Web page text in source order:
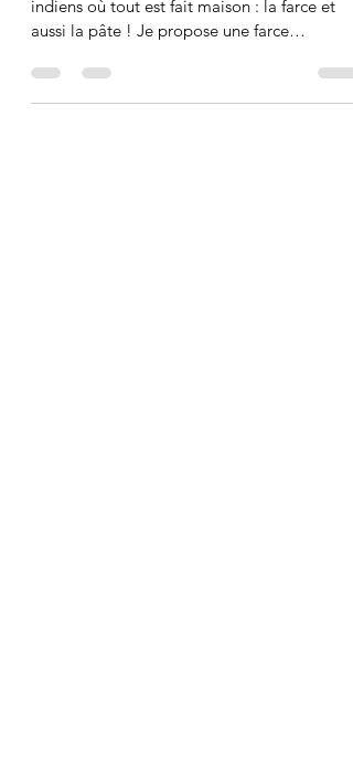
Aujourd'hui une recette de samoussas
indiens où tout est fait maison : la farce et
aussi la pâte ! Je propose une farce